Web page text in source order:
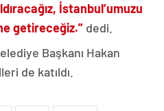
İstanbul’umuzu
getireceğiz.” dedi.
Başkanı Hakan
de katıldı.